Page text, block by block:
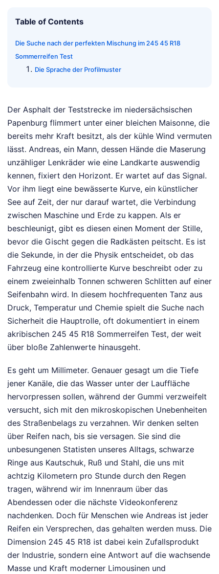
Table of Contents
Die Suche nach der perfekten Mischung im 245 45 R18
Sommerreifen Test
Die Sprache der Profilmuster
Der Asphalt der Teststrecke im niedersächsischen
Papenburg flimmert unter einer bleichen Maisonne, die
bereits mehr Kraft besitzt, als der kühle Wind vermuten
lässt. Andreas, ein Mann, dessen Hände die Maserung
unzähliger Lenkräder wie eine Landkarte auswendig
kennen, fixiert den Horizont. Er wartet auf das Signal.
Vor ihm liegt eine bewässerte Kurve, ein künstlicher
See auf Zeit, der nur darauf wartet, die Verbindung
zwischen Maschine und Erde zu kappen. Als er
beschleunigt, gibt es diesen einen Moment der Stille,
bevor die Gischt gegen die Radkästen peitscht. Es ist
die Sekunde, in der die Physik entscheidet, ob das
Fahrzeug eine kontrollierte Kurve beschreibt oder zu
einem zweieinhalb Tonnen schweren Schlitten auf einer
Seifenbahn wird. In diesem hochfrequenten Tanz aus
Druck, Temperatur und Chemie spielt die Suche nach
Sicherheit die Hauptrolle, oft dokumentiert in einem
akribischen 245 45 R18 Sommerreifen Test, der weit
über bloße Zahlenwerte hinausgeht.
Es geht um Millimeter. Genauer gesagt um die Tiefe
jener Kanäle, die das Wasser unter der Lauffläche
hervorpressen sollen, während der Gummi verzweifelt
versucht, sich mit den mikroskopischen Unebenheiten
des Straßenbelags zu verzahnen. Wir denken selten
über Reifen nach, bis sie versagen. Sie sind die
unbesungenen Statisten unseres Alltags, schwarze
Ringe aus Kautschuk, Ruß und Stahl, die uns mit
achtzig Kilometern pro Stunde durch den Regen
tragen, während wir im Innenraum über das
Abendessen oder die nächste Videokonferenz
nachdenken. Doch für Menschen wie Andreas ist jeder
Reifen ein Versprechen, das gehalten werden muss. Die
Dimension 245 45 R18 ist dabei kein Zufallsprodukt
der Industrie, sondern eine Antwort auf die wachsende
Masse und Kraft moderner Limousinen und